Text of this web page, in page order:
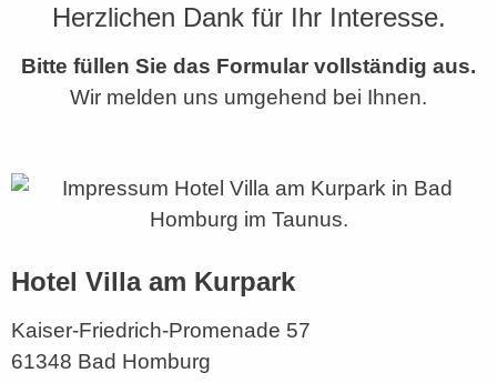
Herzlichen Dank für Ihr Interesse.
Bitte füllen Sie das Formular vollständig aus.
Wir melden uns umgehend bei Ihnen.
Hotel Villa am Kurpark
Kaiser-Friedrich-Promenade 57
61348 Bad Homburg